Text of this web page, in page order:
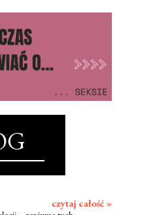
czytaj całość »